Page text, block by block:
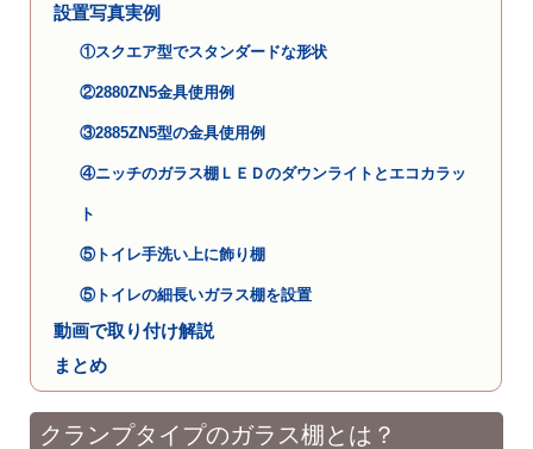
設置写真実例
①スクエア型でスタンダードな形状
②2880ZN5金具使用例
③2885ZN5型の金具使用例
④ニッチのガラス棚ＬＥＤのダウンライトとエコカラッ
ト
⑤トイレ手洗い上に飾り棚
⑤トイレの細長いガラス棚を設置
動画で取り付け解説
まとめ
クランプタイプのガラス棚とは？